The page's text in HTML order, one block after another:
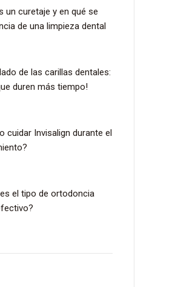
un curetaje y en qué se
de una limpieza dental
de las carillas dentales:
duren más tiempo!
cuidar Invisalign durante el
el tipo de ortodoncia